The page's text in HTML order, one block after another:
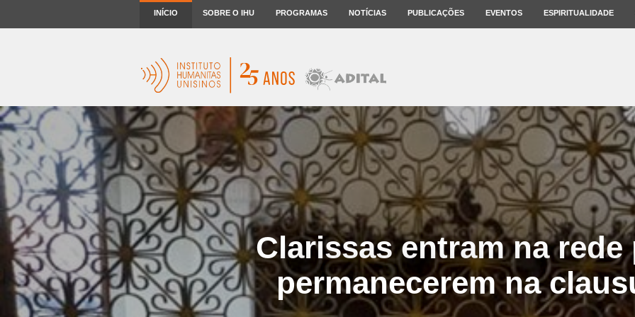
INÍCIO SOBRE O IHU PROGRAMAS NOTÍCIAS PUBLICAÇÕES EVENTOS ESPIRITUALIDADE
Clarissas entram na rede
permanecerem na